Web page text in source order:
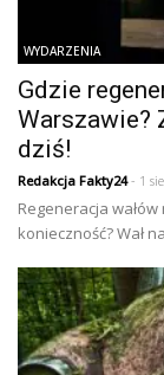
WYDARZENIA
Gdzie
Warszawie?
dziś!
Redakcja Fakty24- 1
Regeneracja
konieczność? Wał